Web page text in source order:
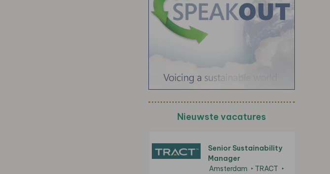
Nieuwste vacatures
Senior Sustainability
Manager
Amsterdam
TRACT